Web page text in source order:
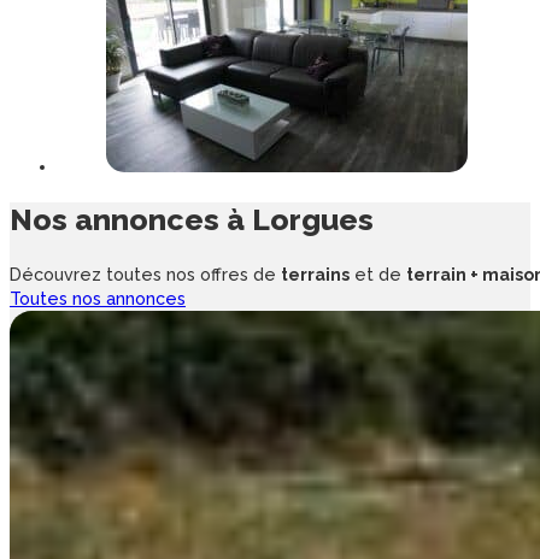
Nos annonces à Lorgues
Découvrez toutes nos offres de terrains et de terrain +
Toutes nos annonces